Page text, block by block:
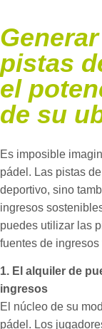
pistas
el
de su
Es imposible
pádel. Las pistas
deportivo, sino
ingresos
puedes utilizar las
fuentes de
1. El alquiler de
ingresos
El núcleo de su
pádel. Los